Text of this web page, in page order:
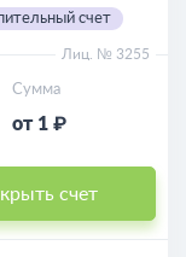
счет
Лиц. № 3255
Сумма
от 1 ₽
счет